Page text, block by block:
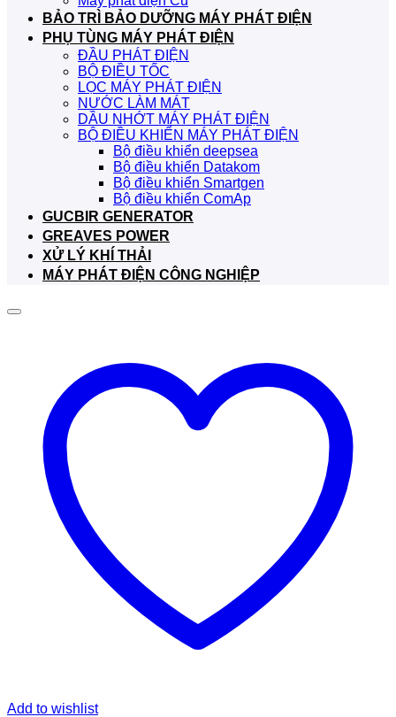
BẢO TRÌ BẢO DƯỠNG MÁY PHÁT ĐIỆN
PHỤ TÙNG MÁY PHÁT ĐIỆN
ĐẦU PHÁT ĐIỆN
BỘ ĐIỀU TỐC
LỌC MÁY PHÁT ĐIỆN
NƯỚC LÀM MÁT
DẦU NHỚT MÁY PHÁT ĐIỆN
BỘ ĐIỀU KHIỂN MÁY PHÁT ĐIỆN
Bộ điều khiển deepsea
Bộ điều khiển Datakom
Bộ điều khiển Smartgen
Bộ điều khiển ComAp
GUCBIR GENERATOR
GREAVES POWER
XỬ LÝ KHÍ THẢI
MÁY PHÁT ĐIỆN CÔNG NGHIỆP
Add to wishlist